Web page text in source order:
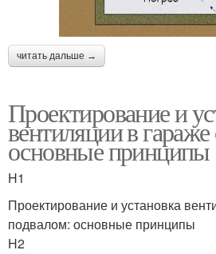
читать дальше →
Проектирование и
вентиляции в
основные принципы
H1
Проектирование и установка
подвалом: основные принципы
H2